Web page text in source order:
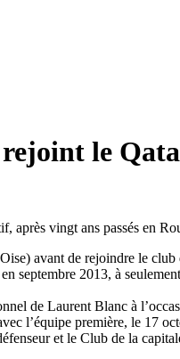
le
après vingt ans passés en
avant de rejoindre le club
septembre 2013, à
de Laurent Blanc à
l’équipe première, le 17
et le Club de la